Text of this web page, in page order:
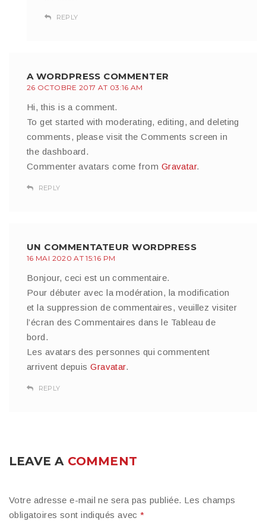
REPLY
A WORDPRESS COMMENTER
26 OCTOBRE 2017 AT 03:16 AM
Hi, this is a comment.
To get started with moderating, editing, and deleting
comments, please visit the Comments screen in
the dashboard.
Commenter avatars come from Gravatar.
REPLY
UN COMMENTATEUR WORDPRESS
16 MAI 2020 AT 15:16 PM
Bonjour, ceci est un commentaire.
Pour débuter avec la modération, la modification
et la suppression de commentaires, veuillez visiter
l’écran des Commentaires dans le Tableau de
bord.
Les avatars des personnes qui commentent
arrivent depuisGravatar.
REPLY
LEAVE A COMMENT
Votre adresse e-mail ne sera pas publiée. Les champs
obligatoires sont indiqués avec*